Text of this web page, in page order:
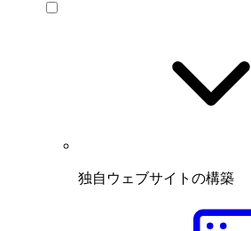
独自ウェブサイトの構築